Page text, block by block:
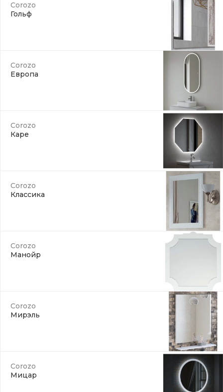
Corozo
Гольф
Corozo
Европа
Corozo
Каре
Corozo
Классика
Corozo
Манойр
Corozo
Мирэль
Corozo
Мицар